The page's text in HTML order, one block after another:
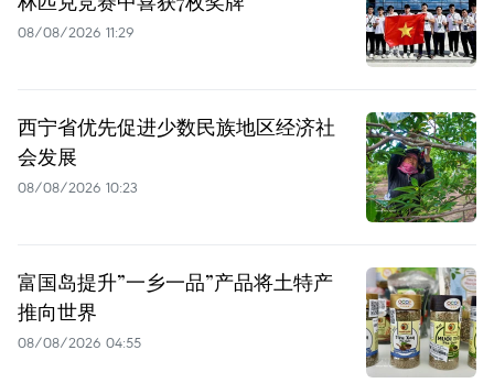
08/08/2026 11:29
西宁省优先促进少数民族地区经济社
会发展
08/08/2026 10:23
富国岛提升”一乡一品”产品将土特产
推向世界
08/08/2026 04:55